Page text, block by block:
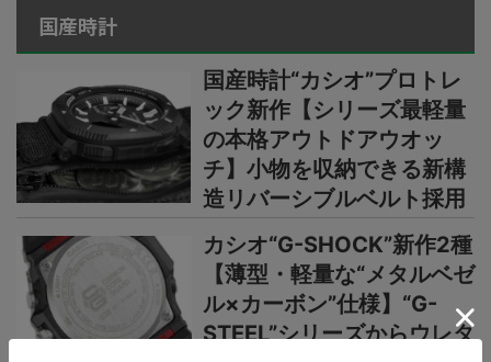
国産時計
国産時計“カシオ”プロトレ
ック新作【シリーズ最軽量
の本格アウトドアウオッ
チ】小物を収納できる新構
造リバーシブルベルト採用
カシオ“G-SHOCK”新作2種
【薄型・軽量な“メタルベゼ
ル×カーボン”仕様】“G-
STEEL”シリーズからウレタ